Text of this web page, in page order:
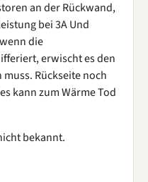
an der Rückwand,
bei 3A Und
die
erwischt es den
Rückseite noch
kann zum Wärme Tod
bekannt.